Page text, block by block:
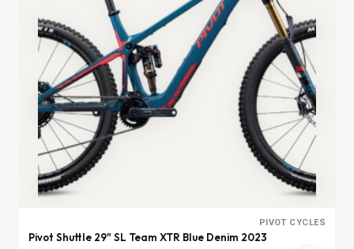
PIVOT CYCLES
Pivot Shuttle 29" SL Team XTR Blue Denim 2023